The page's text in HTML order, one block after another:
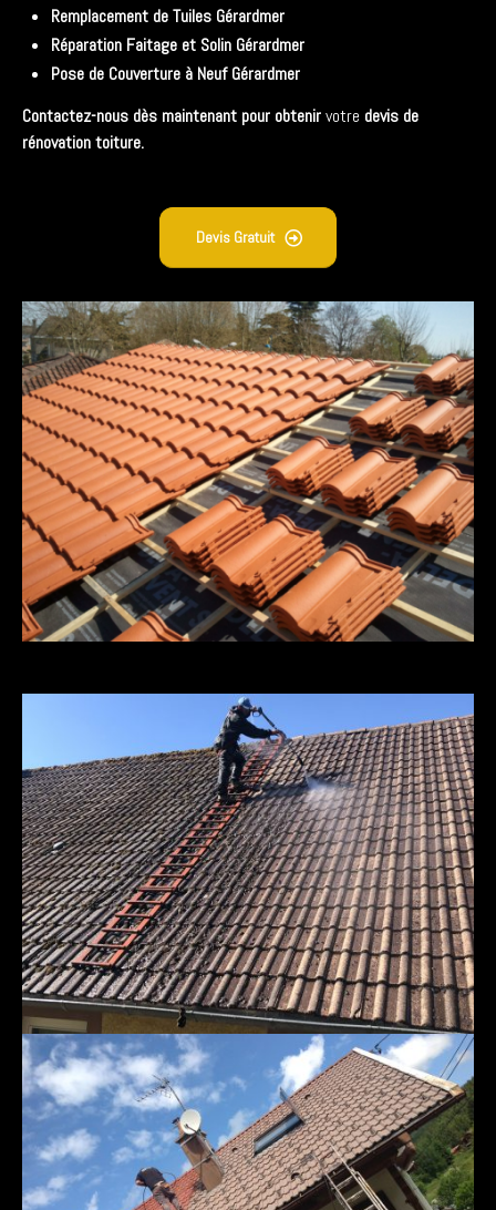
Remplacement de Tuiles Gérardmer
Réparation Faitage et Solin Gérardmer
Pose de Couverture à Neuf Gérardmer
Contactez-nous dès maintenant pour obtenirvotre devis de
rénovation toiture.
Devis Gratuit